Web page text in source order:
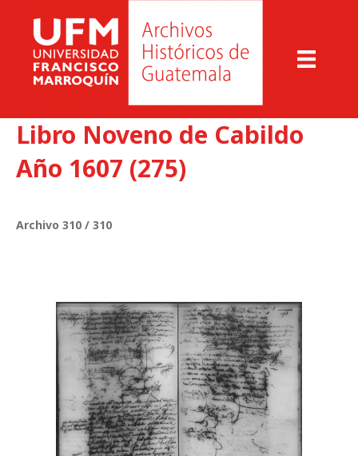
Libro Noveno de Cabildo
Año 1607 (275)
Archivo 310 / 310